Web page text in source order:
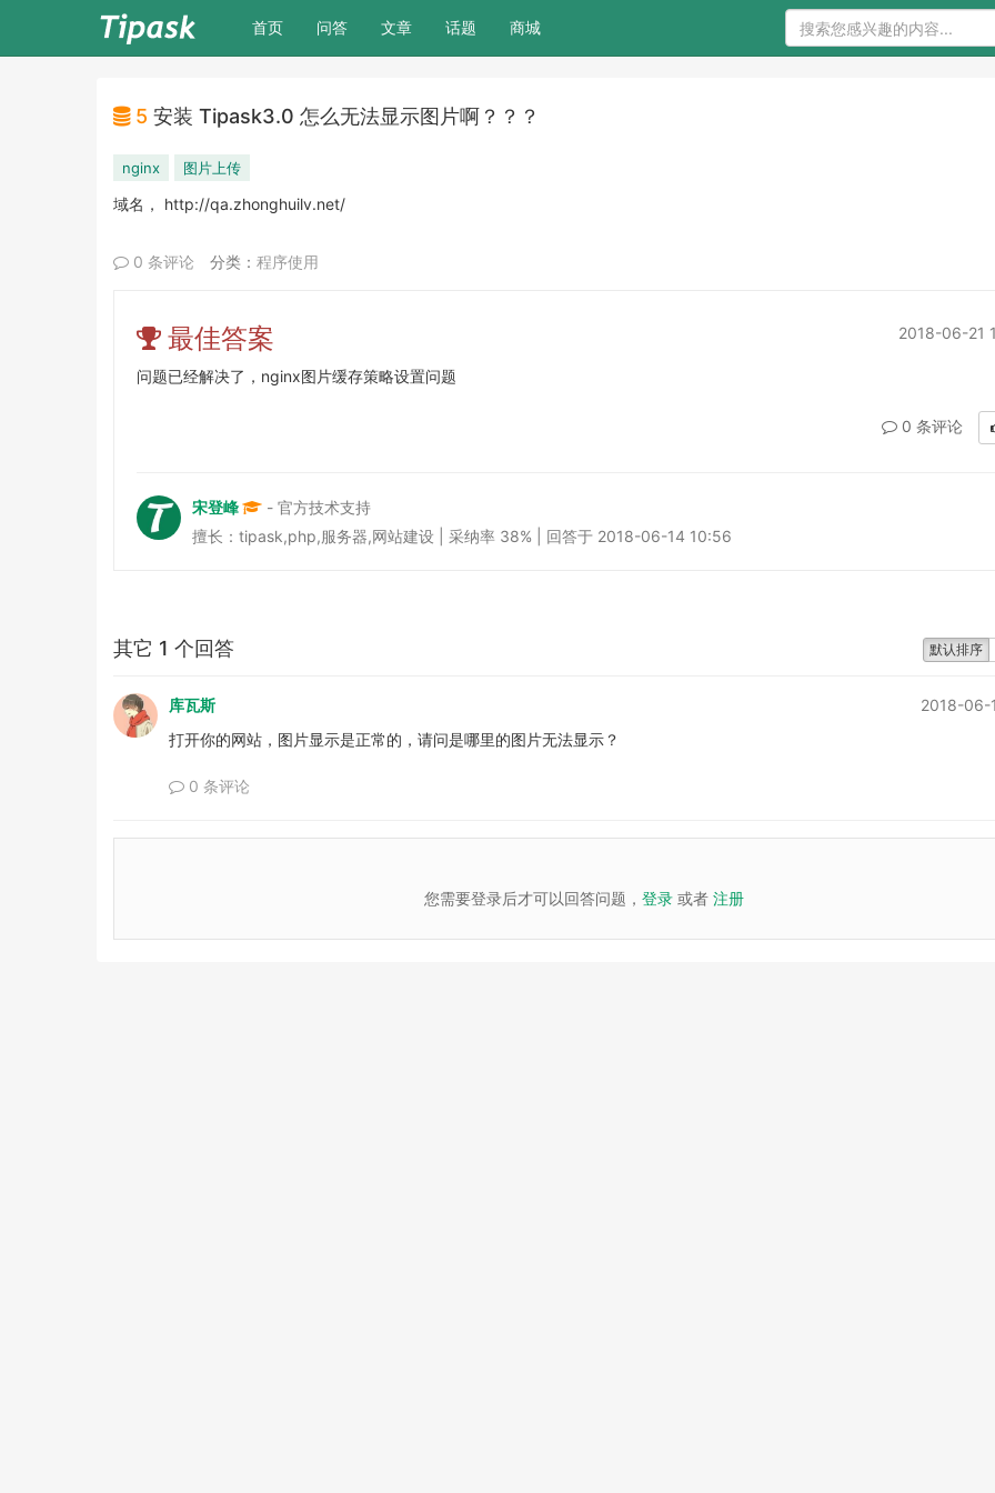
首页(current)
问答 文章 话题 商城
5 安装 Tipask3.0 怎么无法显示图片啊？？？
nginx 图片上传
域名， http://qa.zhonghuilv.net/
0 条评论 分类： 程序使用
最佳答案 2018-06-21
问题已经解决了，nginx图片缓存策略设置问题
0 条评论
宋登峰
- 官方技术支持
擅长：tipask,php,服务器,网站建设 | 采纳率 38% | 回答于 2018-06-14 10:56
默认排序
其它 1 个回答
库瓦斯
2018-06-
打开你的网站，图片显示是正常的，请问是哪里的图片无法显示？
0 条评论
您需要登录后才可以回答问题， 登录或者 注册